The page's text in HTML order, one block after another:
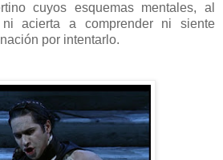
cuyos esquemas mentales, al
acierta a comprender ni siente
por intentarlo.